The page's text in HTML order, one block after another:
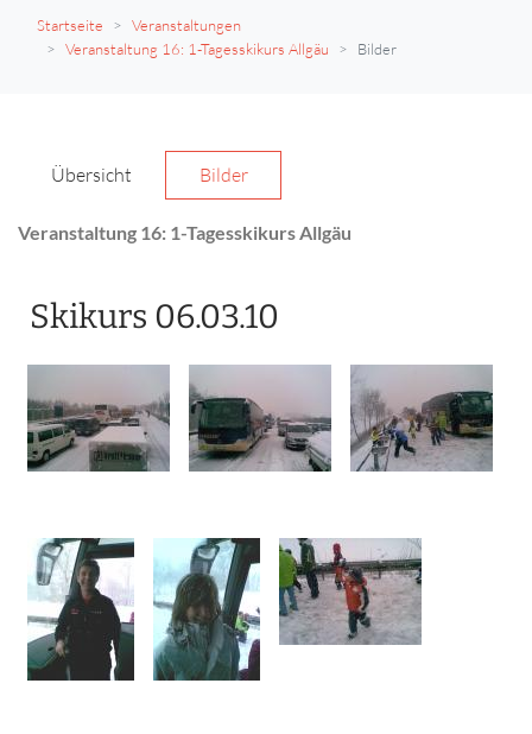
Startseite
Veranstaltungen
Veranstaltung 16: 1-Tagesskikurs Allgäu
Bilder
Übersicht Bilder
Veranstaltung 16: 1-Tagesskikurs Allgäu
Skikurs 06.03.10